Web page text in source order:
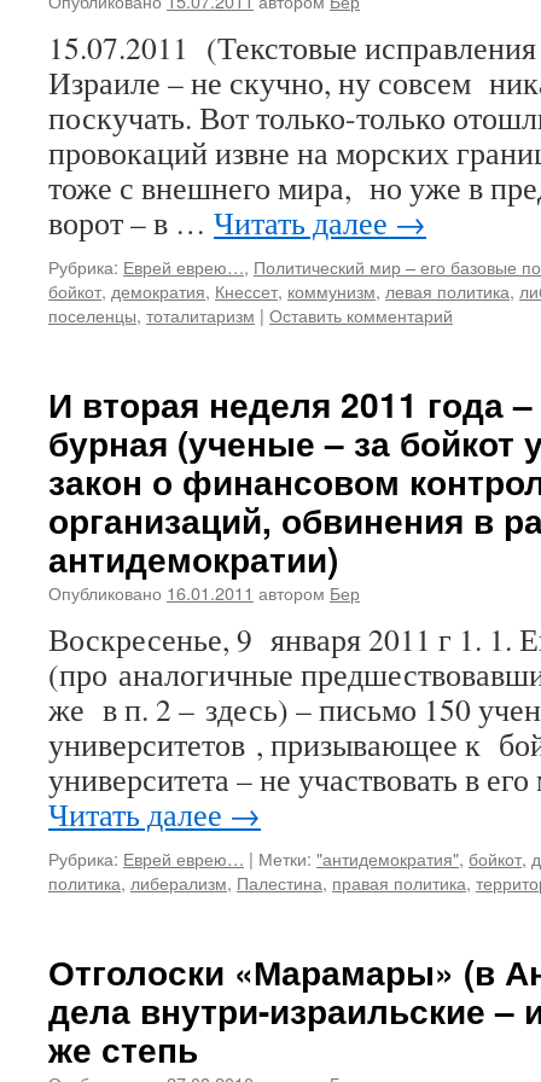
15.07.2011 (Текстовые
Израиле – не скучно, ну совсем
поскучать. Вот только-только
провокаций извне на морских
тоже с внешнего мира, но уже в
ворот – в … Читать далее →
Рубрика: Еврей еврею…, Политический мир – его базовые
бойкот, демократия, Кнессет, коммунизм, левая политика,
поселенцы, тоталитаризм | Оставить комментарий
И вторая неделя 2011 года
бурная (ученые – за бойкот
закон о финансовом
организаций, обвинения в
антидемократии)
Опубликовано 16.01.2011 автором Бер
Воскресенье, 9 января 2011 г 1. 1.
(про аналогичные
же в п. 2 – здесь) – письмо 150
университетов , призывающее к
университета – не участвовать в
Читать далее →
Рубрика: Еврей еврею… | Метки: "антидемократия", бойкот,
политика, либерализм, Палестина, правая политика,
Отголоски «Марамары» (в
дела внутри-израильские –
же степь